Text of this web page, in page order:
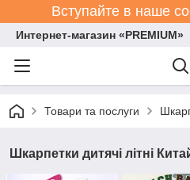
Вступайте в наше
Интернет-магазин «PREMIUM»
Товари та послуги
Шкарпетки дитячі літні